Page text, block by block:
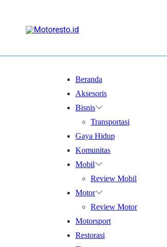
Beranda
Aksesoris
Bisnis
Transportasi
Gaya Hidup
Komunitas
Mobil
Review Mobil
Motor
Review Motor
Motorsport
Restorasi